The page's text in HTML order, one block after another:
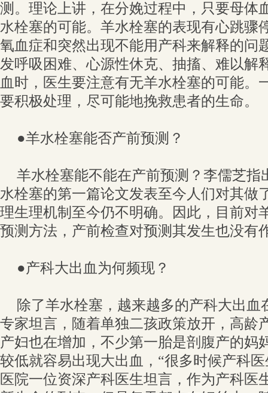
测。理论上讲，在分娩过程中，只要母体
水栓塞的可能。羊水栓塞的表现有心跳骤
氧血症和突然出现不能用产科来解释的问
发呼吸困难、心源性休克、抽搐、难以解
血时，医生要注意有无羊水栓塞的可能。
要积极处理，尽可能地挽救患者的生命。
●羊水栓塞能否产前预测？
羊水栓塞能不能在产前预测？李儒芝指
水栓塞的第一篇论文发表至今人们对其做
理生理机制至今仍不明确。因此，目前对
预测方法，产前检查对预测其发生也没有
●产科大出血为何频现？
除了羊水栓塞，越来越多的产科大出血
专家坦言，随着单独二孩政策放开，高龄
产妇也在增加，不少第一胎是剖腹产的妈
较低就容易出现大出血，“很多时候产科
医院一位资深产科医生坦言，作为产科医